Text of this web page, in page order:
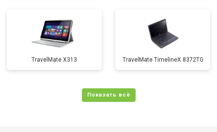
TravelMate X313 TravelMate TimelineX 8372TG